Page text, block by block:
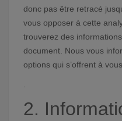
donc pas être retracé
vous opposer à cette
trouverez des
document. Nous vous
options qui s’offrent à
2.